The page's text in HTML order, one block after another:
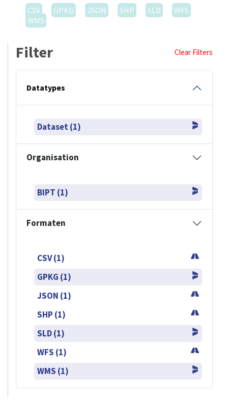
CSV
GPKG JSON SHP SLD
WFS
WMS
Filter Clear Filters
Datatypes
Dataset (1)
Organisation
BIPT (1)
Formaten
CSV (1)
GPKG (1)
JSON (1)
SHP (1)
SLD (1)
WFS (1)
WMS (1)